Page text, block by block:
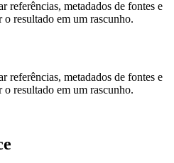
referências, metadados de fontes e
o resultado em um rascunho.
referências, metadados de fontes e
o resultado em um rascunho.